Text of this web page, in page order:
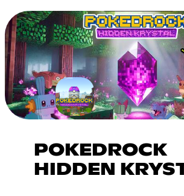
POKEDROCK
HIDDEN